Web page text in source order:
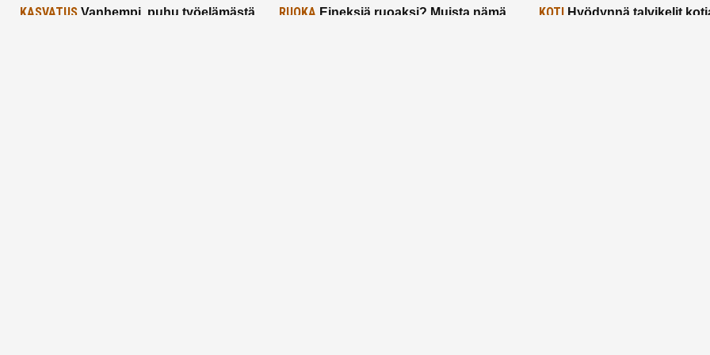
KASVATUS Vanhempi, puhu työelämästä
RUOKA Eineksiä ruoaksi? Muista nämä
KOTIHyödynnä talvikelit